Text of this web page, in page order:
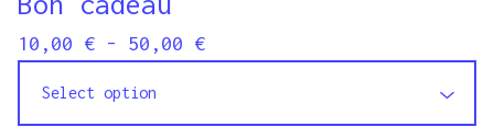
10,00 € - 50,00 €